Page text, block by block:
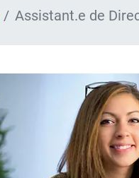
Assistant.e de